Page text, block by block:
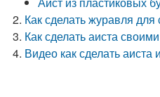
Как сделать журавля
Как сделать аиста
Видео как сделать аиста